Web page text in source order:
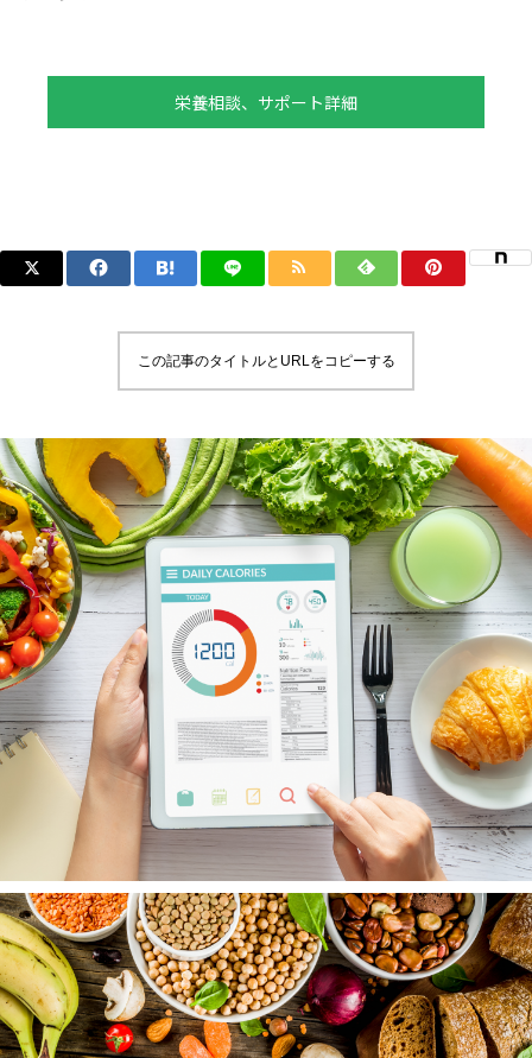
栄養相談、サポート詳細
この記事のタイトルとURLをコピーする